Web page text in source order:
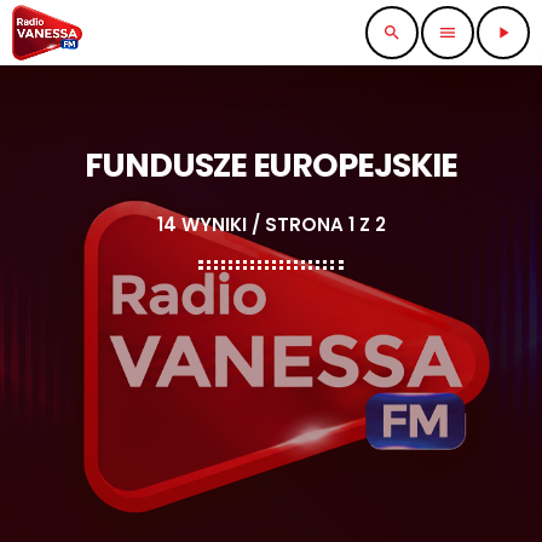
search menu play_arrow
FUNDUSZE EUROPEJSKIE
14 WYNIKI / STRONA 1 Z 2